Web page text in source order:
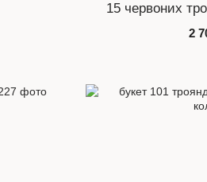
15 червоних
2